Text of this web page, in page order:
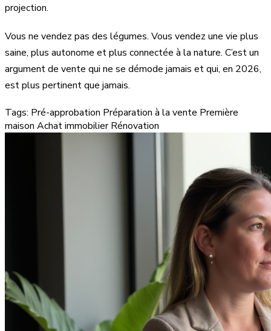
projection.
Vous ne vendez pas des légumes. Vous vendez une vie plus
saine, plus autonome et plus connectée à la nature. C’est un
argument de vente qui ne se démode jamais et qui, en 2026,
est plus pertinent que jamais.
Tags: Pré-approbation Préparation à la vente Première
maison Achat immobilier Rénovation